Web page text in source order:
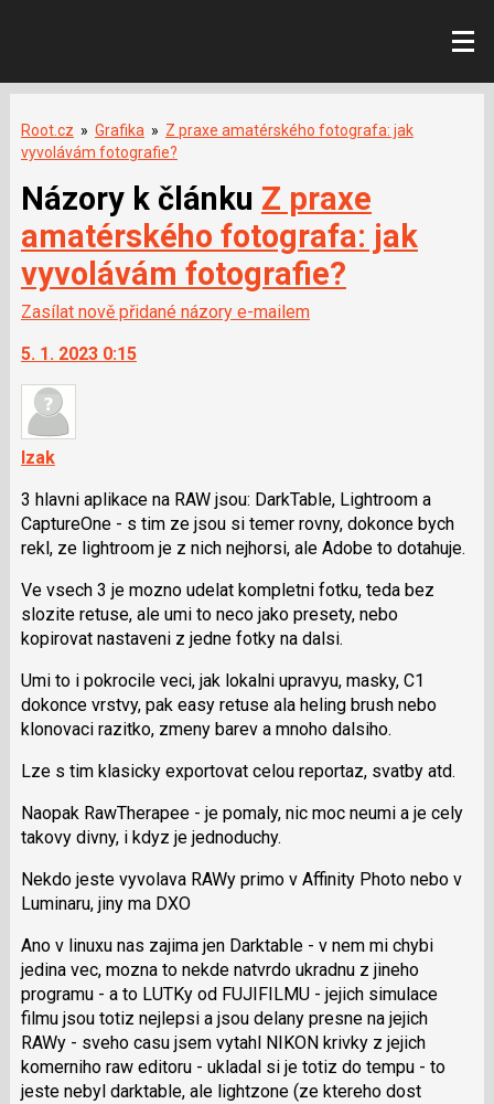
Root.cz » Grafika » Z praxe amatérského fotografa: jak
vyvolávám fotografie?
Názory k článku Z praxe
amatérského fotografa: jak
vyvolávám fotografie?
Zasílat nově přidané názory e-mailem
5. 1. 2023 0:15
Izak
3 hlavni aplikace na RAW jsou: DarkTable, Lightroom a
CaptureOne - s tim ze jsou si temer rovny, dokonce bych
rekl, ze lightroom je z nich nejhorsi, ale Adobe to dotahuje.
Ve vsech 3 je mozno udelat kompletni fotku, teda bez
slozite retuse, ale umi to neco jako presety, nebo
kopirovat nastaveni z jedne fotky na dalsi.
Umi to i pokrocile veci, jak lokalni upravyu, masky, C1
dokonce vrstvy, pak easy retuse ala heling brush nebo
klonovaci razitko, zmeny barev a mnoho dalsiho.
Lze s tim klasicky exportovat celou reportaz, svatby atd.
Naopak RawTherapee - je pomaly, nic moc neumi a je cely
takovy divny, i kdyz je jednoduchy.
Nekdo jeste vyvolava RAWy primo v Affinity Photo nebo v
Luminaru, jiny ma DXO
Ano v linuxu nas zajima jen Darktable - v nem mi chybi
jedina vec, mozna to nekde natvrdo ukradnu z jineho
programu - a to LUTKy od FUJIFILMU - jejich simulace
filmu jsou totiz nejlepsi a jsou delany presne na jejich
RAWy - sveho casu jsem vytahl NIKON krivky z jejich
komerniho raw editoru - ukladal si je totiz do tempu - to
jeste nebyl darktable, ale lightzone (ze ktereho dost